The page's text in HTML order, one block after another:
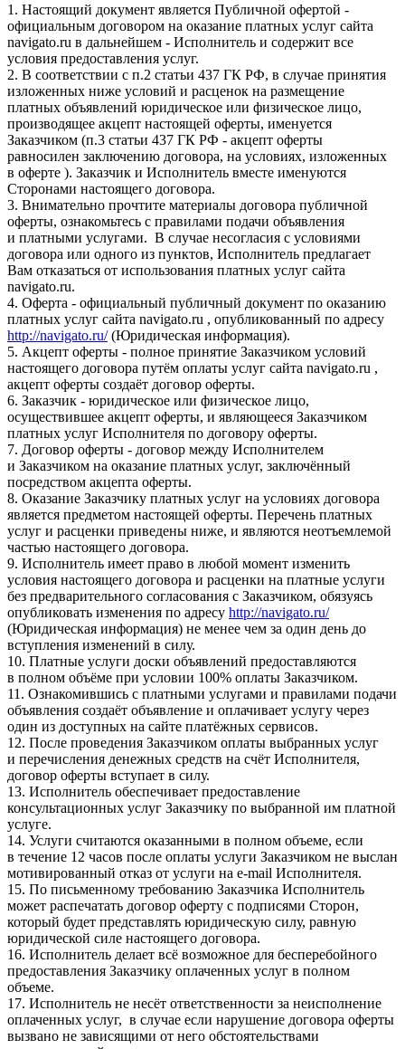
1. Настоящий документ является Публичной офертой -
официальным договором на оказание платных услуг сайта
navigato.ru в дальнейшем - Исполнитель и содержит все
условия предоставления услуг.
2. В соответствии с п.2 статьи 437 ГК РФ, в случае принятия
изложенных ниже условий и расценок на размещение
платных объявлений юридическое или физическое лицо,
производящее акцепт настоящей оферты, именуется
Заказчиком (п.3 статьи 437 ГК РФ - акцепт оферты
равносилен заключению договора, на условиях, изложенных
в оферте ). Заказчик и Исполнитель вместе именуются
Сторонами настоящего договора.
3. Внимательно прочтите материалы договора публичной
оферты, ознакомьтесь с правилами подачи объявления
и платными услугами. В случае несогласия с условиями
договора или одного из пунктов, Исполнитель предлагает
Вам отказаться от использования платных услуг сайта
navigato.ru.
4. Оферта - официальный публичный документ по оказанию
платных услуг сайта navigato.ru , опубликованный по адресу
http://navigato.ru/(Юридическая информация).
5. Акцепт оферты - полное принятие Заказчиком условий
настоящего договора путём оплаты услуг сайта navigato.ru ,
акцепт оферты создаёт договор оферты.
6. Заказчик - юридическое или физическое лицо,
осуществившее акцепт оферты, и являющееся Заказчиком
платных услуг Исполнителя по договору оферты.
7. Договор оферты - договор между Исполнителем
и Заказчиком на оказание платных услуг, заключённый
посредством акцепта оферты.
8. Оказание Заказчику платных услуг на условиях договора
является предметом настоящей оферты. Перечень платных
услуг и расценки приведены ниже, и являются неотъемлемой
частью настоящего договора.
9. Исполнитель имеет право в любой момент изменить
условия настоящего договора и расценки на платные услуги
без предварительного согласования с Заказчиком, обязуясь
опубликовать изменения по адресу http://navigato.ru/
(Юридическая информация) не менее чем за один день до
вступления изменений в силу.
10. Платные услуги доски объявлений предоставляются
в полном объёме при условии 100% оплаты Заказчиком.
11. Ознакомившись с платными услугами и правилами подачи
объявления создаёт объявление и оплачивает услугу через
один из доступных на сайте платёжных сервисов.
12. После проведения Заказчиком оплаты выбранных услуг
и перечисления денежных средств на счёт Исполнителя,
договор оферты вступает в силу.
13. Исполнитель обеспечивает предоставление
консультационных услуг Заказчику по выбранной им платной
услуге.
14. Услуги считаются оказанными в полном объеме, если
в течение 12 часов после оплаты услуги Заказчиком не выслан
мотивированный отказ от услуги на e-mail Исполнителя.
15. По письменному требованию Заказчика Исполнитель
может распечатать договор оферту с подписями Сторон,
который будет представлять юридическую силу, равную
юридической силе настоящего договора.
16. Исполнитель делает всё возможное для бесперебойного
предоставления Заказчику оплаченных услуг в полном
объеме.
17. Исполнитель не несёт ответственности за неисполнение
оплаченных услуг, в случае если нарушение договора оферты
вызвано не зависящими от него обстоятельствами